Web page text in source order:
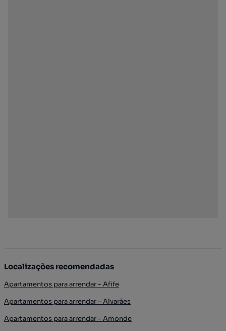
Localizações recomendadas
Apartamentos para arrendar - Afife
Apartamentos para arrendar - Alvarães
Apartamentos para arrendar - Amonde